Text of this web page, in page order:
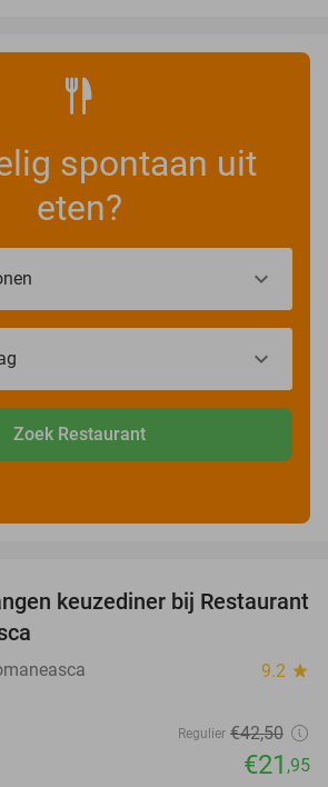
spontaan uit
eten?
Zoek Restaurant
48%
keuzediner bij Restaurant
9.2 star
Regulier €42,50
€21 ,95